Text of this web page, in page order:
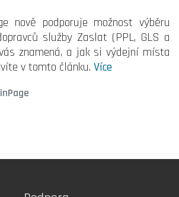
nově podporuje možnost výběru
služby Zaslat (PPL, GLS a
znamená, a jak si výdejní místa
v tomto článku. Více